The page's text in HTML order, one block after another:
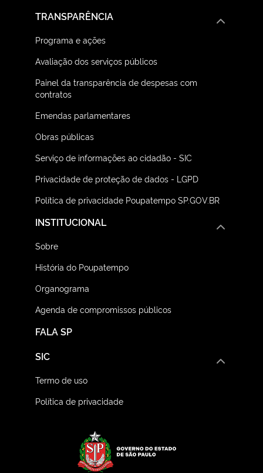
TRANSPARÊNCIA
Programa e ações
Avaliação dos serviços públicos
Painel da transparência de despesas com
contratos
Emendas parlamentares
Obras públicas
Serviço de informações ao cidadão - SIC
Privacidade de proteção de dados - LGPD
Política de privacidade Poupatempo SP.GOV.BR
FALA SP
INSTITUCIONAL
Sobre
História do Poupatempo
Organograma
Agenda de compromissos públicos
SIC
Termo de uso
Política de privacidade